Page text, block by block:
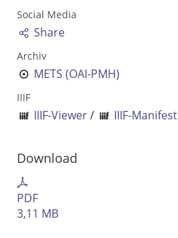
Suchbegriff
Ausgabe-Optionen
Rechtstrunkierung
an
Social Media
Share
Archiv
METS (OAI-PMH)
IIIF
IIIF-Viewer/ IIIF-Manifest
Download
PDF
3,11 MB